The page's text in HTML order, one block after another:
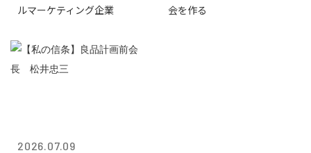
ルマーケティング企業
会を作る
2026.07.09